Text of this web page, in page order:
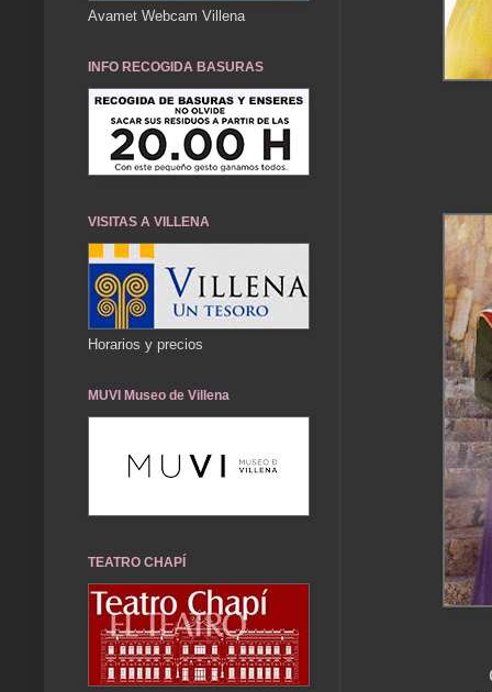
Avamet Webcam Villena
INFO RECOGIDA BASURAS
VISITAS A VILLENA
Horarios y precios
MUVI Museo de Villena
TEATRO CHAPÍ